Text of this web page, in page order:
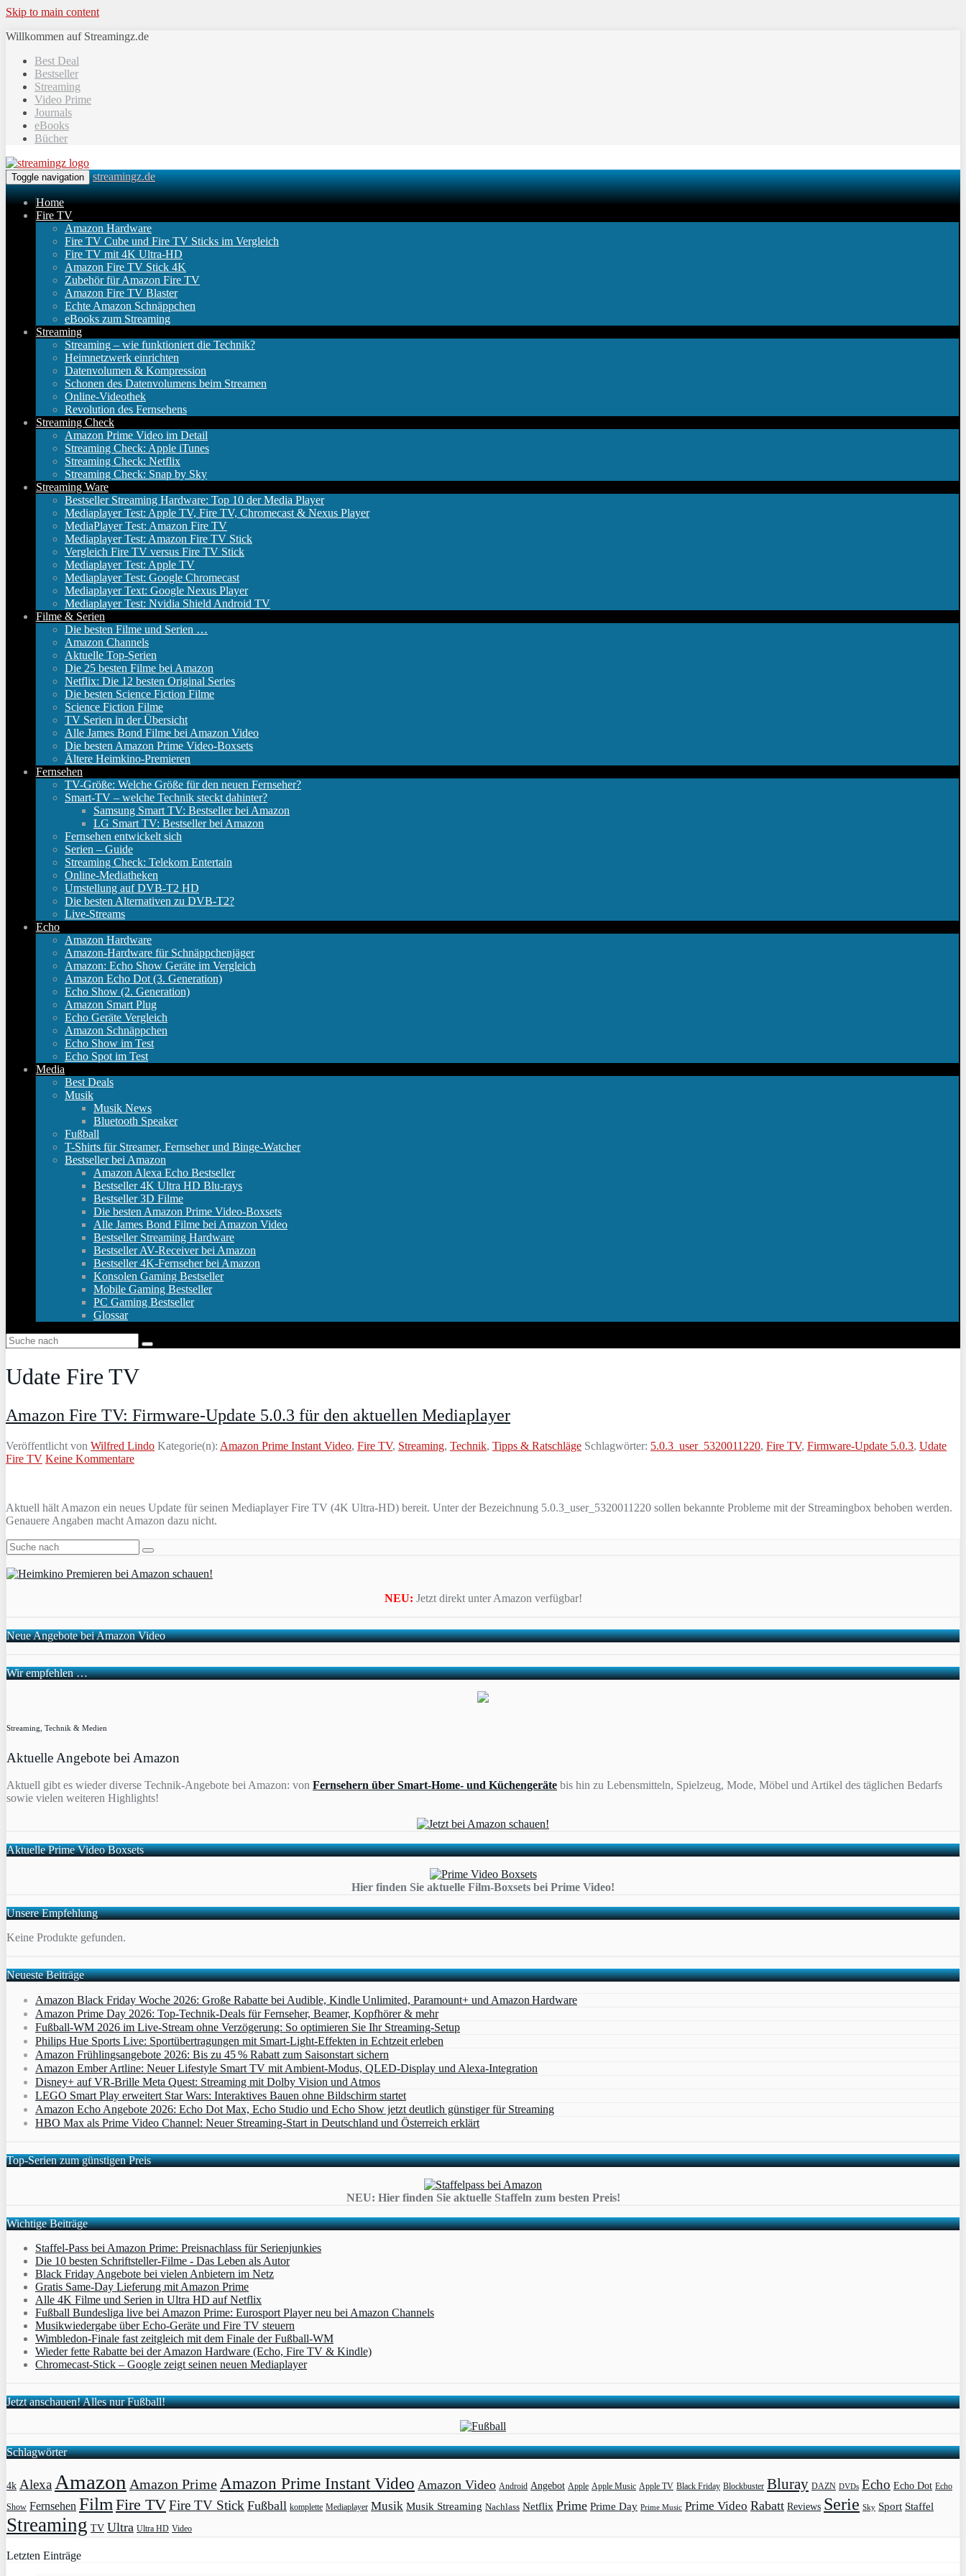
Skip to main content
Willkommen auf Streamingz.de
Best Deal
Bestseller
Streaming
Video Prime
Journals
eBooks
Bücher
Toggle navigation streamingz.de
Home
Fire TV
Amazon Hardware
Fire TV Cube und Fire TV Sticks im Vergleich
Fire TV mit 4K Ultra-HD
Amazon Fire TV Stick 4K
Zubehör für Amazon Fire TV
Amazon Fire TV Blaster
Echte Amazon Schnäppchen
eBooks zum Streaming
Streaming
Streaming – wie funktioniert die Technik?
Heimnetzwerk einrichten
Datenvolumen & Kompression
Schonen des Datenvolumens beim Streamen
Online-Videothek
Revolution des Fernsehens
Streaming Check
Amazon Prime Video im Detail
Streaming Check: Apple iTunes
Streaming Check: Netflix
Streaming Check: Snap by Sky
Streaming Ware
Bestseller Streaming Hardware: Top 10 der Media Player
Mediaplayer Test: Apple TV, Fire TV, Chromecast & Nexus Player
MediaPlayer Test: Amazon Fire TV
Mediaplayer Test: Amazon Fire TV Stick
Vergleich Fire TV versus Fire TV Stick
Mediaplayer Test: Apple TV
Mediaplayer Test: Google Chromecast
Mediaplayer Text: Google Nexus Player
Mediaplayer Test: Nvidia Shield Android TV
Filme & Serien
Die besten Filme und Serien …
Amazon Channels
Aktuelle Top-Serien
Die 25 besten Filme bei Amazon
Netflix: Die 12 besten Original Series
Die besten Science Fiction Filme
Science Fiction Filme
TV Serien in der Übersicht
Alle James Bond Filme bei Amazon Video
Die besten Amazon Prime Video-Boxsets
Ältere Heimkino-Premieren
Fernsehen
TV-Größe: Welche Größe für den neuen Fernseher?
Smart-TV – welche Technik steckt dahinter?
Samsung Smart TV: Bestseller bei Amazon
LG Smart TV: Bestseller bei Amazon
Fernsehen entwickelt sich
Serien – Guide
Streaming Check: Telekom Entertain
Online-Mediatheken
Umstellung auf DVB-T2 HD
Die besten Alternativen zu DVB-T2?
Live-Streams
Echo
Amazon Hardware
Amazon-Hardware für Schnäppchenjäger
Amazon: Echo Show Geräte im Vergleich
Amazon Echo Dot (3. Generation)
Echo Show (2. Generation)
Amazon Smart Plug
Echo Geräte Vergleich
Amazon Schnäppchen
Echo Show im Test
Echo Spot im Test
Media
Best Deals
Musik
Musik News
Bluetooth Speaker
Fußball
T-Shirts für Streamer, Fernseher und Binge-Watcher
Bestseller bei Amazon
Amazon Alexa Echo Bestseller
Bestseller 4K Ultra HD Blu-rays
Bestseller 3D Filme
Die besten Amazon Prime Video-Boxsets
Alle James Bond Filme bei Amazon Video
Bestseller Streaming Hardware
Bestseller AV-Receiver bei Amazon
Bestseller 4K-Fernseher bei Amazon
Konsolen Gaming Bestseller
Mobile Gaming Bestseller
PC Gaming Bestseller
Glossar
Udate Fire TV
Amazon Fire TV: Firmware-Update 5.0.3 für den aktuellen Mediaplayer
Veröffentlicht von Wilfred Lindo Kategorie(n): Amazon Prime Instant Video, Fire TV, Streaming, Technik, Tipps & Ratschläge Schlagwörter: 5.0.3_user_5320011220, Fire TV, Firmware-Update 5.0.3, Udate
Fire TV Keine Kommentare
Aktuell hält Amazon ein neues Update für seinen Mediaplayer Fire TV (4K Ultra-HD) bereit. Unter der Bezeichnung 5.0.3_user_5320011220 sollen bekannte Probleme mit der Streamingbox behoben werden.
Genauere Angaben macht Amazon dazu nicht.
NEU: Jetzt direkt unter Amazon verfügbar!
Neue Angebote bei Amazon Video
Wir empfehlen …
Streaming, Technik & Medien
Aktuelle Angebote bei Amazon
Aktuell gibt es wieder diverse Technik-Angebote bei Amazon: von Fernsehern über Smart-Home- und Küchengeräte bis hin zu Lebensmitteln, Spielzeug, Mode, Möbel und Artikel des täglichen Bedarfs
sowie vielen weiteren Highlights!
Aktuelle Prime Video Boxsets
Hier finden Sie aktuelle Film-Boxsets bei Prime Video!
Unsere Empfehlung
Keine Produkte gefunden.
Neueste Beiträge
Amazon Black Friday Woche 2026: Große Rabatte bei Audible, Kindle Unlimited, Paramount+ und Amazon Hardware
Amazon Prime Day 2026: Top-Technik-Deals für Fernseher, Beamer, Kopfhörer & mehr
Fußball-WM 2026 im Live-Stream ohne Verzögerung: So optimieren Sie Ihr Streaming-Setup
Philips Hue Sports Live: Sportübertragungen mit Smart‑Light‑Effekten in Echtzeit erleben
Amazon Frühlingsangebote 2026: Bis zu 45 % Rabatt zum Saisonstart sichern
Amazon Ember Artline: Neuer Lifestyle Smart TV mit Ambient‑Modus, QLED‑Display und Alexa‑Integration
Disney+ auf VR-Brille Meta Quest: Streaming mit Dolby Vision und Atmos
LEGO Smart Play erweitert Star Wars: Interaktives Bauen ohne Bildschirm startet
Amazon Echo Angebote 2026: Echo Dot Max, Echo Studio und Echo Show jetzt deutlich günstiger für Streaming
HBO Max als Prime Video Channel: Neuer Streaming‑Start in Deutschland und Österreich erklärt
Top-Serien zum günstigen Preis
NEU: Hier finden Sie aktuelle Staffeln zum besten Preis!
Wichtige Beiträge
Staffel-Pass bei Amazon Prime: Preisnachlass für Serienjunkies
Die 10 besten Schriftsteller-Filme - Das Leben als Autor
Black Friday Angebote bei vielen Anbietern im Netz
Gratis Same-Day Lieferung mit Amazon Prime
Alle 4K Filme und Serien in Ultra HD auf Netflix
Fußball Bundesliga live bei Amazon Prime: Eurosport Player neu bei Amazon Channels
Musikwiedergabe über Echo-Geräte und Fire TV steuern
Wimbledon-Finale fast zeitgleich mit dem Finale der Fußball-WM
Wieder fette Rabatte bei der Amazon Hardware (Echo, Fire TV & Kindle)
Chromecast-Stick – Google zeigt seinen neuen Mediaplayer
Jetzt anschauen! Alles nur Fußball!
Schlagwörter
4k AlexaAmazon Amazon PrimeAmazon Prime Instant Video Amazon Video Android Angebot Apple Apple Music Apple TV Black Friday Blockbuster Bluray DAZN DVDs Echo Echo Dot Echo
Show Fernsehen FilmFire TVFire TV Stick Fußball komplette Mediaplayer Musik Musik Streaming Nachlass Netflix Prime Prime Day Prime Music Prime Video Rabatt Reviews Serie Sky Sport Staffel
Streaming TV Ultra Ultra HD Video
Letzten Einträge